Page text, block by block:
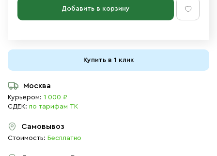
Добавить в корзину
Купить в 1 клик
Москва
Курьером: 1 000 ₽
СДЕК: по тарифам ТК
Самовывоз
Стоимость: Бесплатно